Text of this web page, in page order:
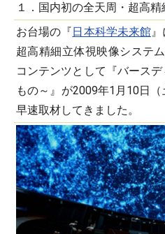
１．国内初の全天周・超高
お台場の『日本科学未来館
超高精細立体視映像システ
コンテンツとして『バース
もの～』が2009年1月10日（
早速取材してきました。